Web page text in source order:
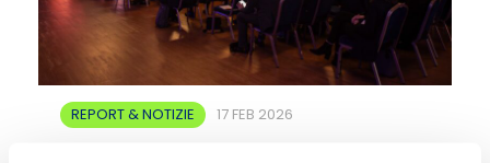
REPORT & NOTIZIE 17 FEB 2026